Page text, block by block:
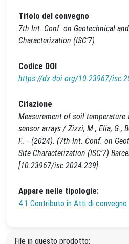
Titolo del convegno
7th Int. Conf. on Geotechnical
Characterization (ISC’7)
Codice DOI
https://dx.doi.org/10.23967/
Citazione
Measurement of soil
sensor arrays / Zizzi, M., Elia, G.,
F.. - (2024). (7th Int. Conf. on
Site Characterization (ISC’7)
[10.23967/isc.2024.239].
Appare nelle tipologie:
4.1 Contributo in Atti di convegno
File in questo prodotto: